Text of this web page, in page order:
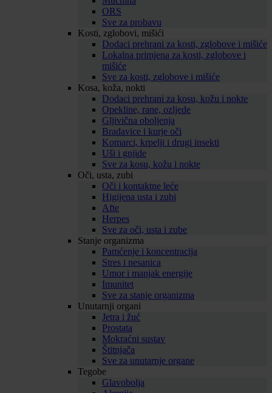
ORS
Sve za probavu
Kosti, zglobovi, mišići
Dodaci prehrani za kosti, zglobove i mišiće
Lokalna primjena za kosti, zglobove i
mišiće
Sve za kosti, zglobove i mišiće
Kosa, koža, nokti
Dodaci prehrani za kosu, kožu i nokte
Opekline, rane, ozljede
Gljivična oboljenja
Bradavice i kurje oči
Komarci, krpelji i drugi insekti
Uši i gnjide
Sve za kosu, kožu i nokte
Oči, usta, zubi
Oči i kontaktne leće
Higijena usta i zubi
Afte
Herpes
Sve za oči, usta i zube
Stanje organizma
Pamćenje i koncentracija
Stres i nesanica
Umor i manjak energije
Imunitet
Sve za stanje organizma
Unutarnji organi
Jetra i žuć
Prostata
Mokraćni sustav
Štitnjača
Sve za unutarnje organe
Tegobe
Glavobolja